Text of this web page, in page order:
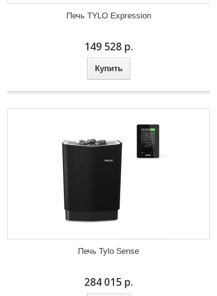
Печь TYLO Expression
149 528 р.
Купить
Печь Tylo Sense
284 015 р.